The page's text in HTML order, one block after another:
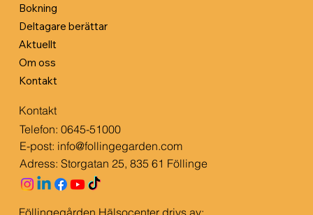
Bokning
Deltagare berättar
Aktuellt
Om oss
Kontakt
Kontakt
Telefon: 0645-51000
E-post: info@follingegarden.com
Adress: Storgatan 25, 835 61 Föllinge